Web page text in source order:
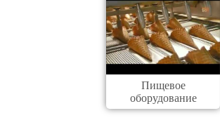
Пищевое
оборудование